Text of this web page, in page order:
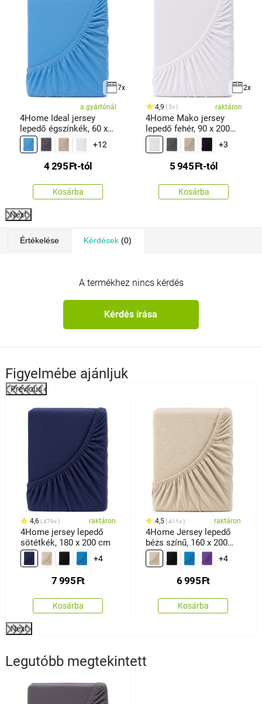
7x
a gyártónál
4Home Ideal jersey
lepedő égszínkék, 60 x
120 cm
+12
4 295Ft-tól
Kosárba
2x
4,9 5x raktáron
4Home Mako jersey
lepedő fehér, 90 x 200
cm
+3
5 945Ft-tól
Kosárba
Next
Értékelése Kérdések(0)
A termékhez nincs kérdés
Kérdés írása
Figyelmébe ajánljuk
Previous
4,6 470x raktáron
4Home jersey lepedő
sötétkék, 180 x 200 cm
+4
7 995Ft
Kosárba
4,5 411x raktáron
4Home Jersey lepedő
bézs színű, 160 x 200
cm
+4
6 995Ft
Kosárba
Next
Legutóbb megtekintett